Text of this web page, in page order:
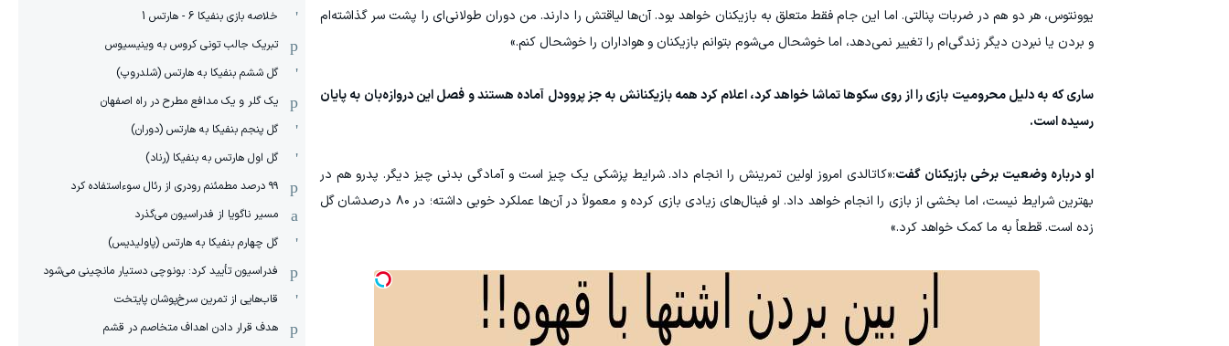
یوونتوس، هر دو هم در ضربات پنالتی. اما این جام فقط متعلق به بازیکنان خواهد بود. آن‌ها لیاقتش را دارند. من دوران طولانی‌ای را پشت سر گذاشته‌ام
و بردن یا نبردن دیگر زندگی‌ام را تغییر نمی‌دهد، اما خوشحال می‌شوم بتوانم بازیکنان و هواداران را خوشحال کنم.»
ساری که به دلیل محرومیت بازی را از روی سکوها تماشا خواهد کرد، اعلام کرد همه بازیکنانش به جز پروودل آماده هستند و فصل این دروازه‌بان به پایان
رسیده است.
او درباره وضعیت برخی بازیکنان گفت:«کاتالدی امروز اولین تمرینش را انجام داد. شرایط پزشکی یک چیز است و آمادگی بدنی چیز دیگر. پدرو هم در
بهترین شرایط نیست، اما بخشی از بازی را انجام خواهد داد. او فینال‌های زیادی بازی کرده و معمولاً در آن‌ها عملکرد خوبی داشته؛ در ۸۰ درصدشان گل
زده است. قطعاً به ما کمک خواهد کرد.»
خلاصه بازی بنفیکا 6 - هارتس 1
تبریک جالب تونی کروس به وینیسیوس
گل ششم بنفیکا به هارتس (شلدروپ)
یک گلر و یک مدافع مطرح در راه اصفهان
گل پنجم بنفیکا به هارتس (دوران)
گل اول هارتس به بنفیکا (رناد)
۹۹ درصد مطمئنم رودری از رئال سوءاستفاده کرد
مسیر ناگویا از فدراسیون می‌گذرد
گل چهارم بنفیکا به هارتس (پاولیدیس)
فدراسیون تأیید کرد: بونوچی دستیار مانچینی می‌شود
قاب‌هایی از تمرین سرخ‌پوشان پایتخت
هدف قرار دادن اهداف متخاصم در قشم